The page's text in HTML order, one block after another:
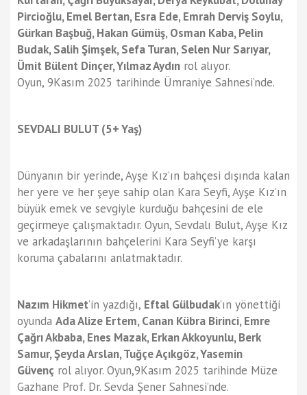
Pircioğlu, Emel Bertan, Esra Ede, Emrah Derviş Soylu,
Gürkan Başbuğ, Hakan Gümüş, Osman Kaba, Pelin
Budak, Salih Şimşek, Sefa Turan, Selen Nur Sarıyar,
Ümit Bülent Dinçer, Yılmaz Aydın rol alıyor.
Oyun, 9Kasım 2025 tarihinde Ümraniye Sahnesi’nde.
SEVDALI BULUT (5+ Yaş)
Dünyanın bir yerinde, Ayşe Kız’ın bahçesi dışında kalan
her yere ve her şeye sahip olan Kara Seyfi, Ayşe Kız’ın
büyük emek ve sevgiyle kurduğu bahçesini de ele
geçirmeye çalışmaktadır. Oyun, Sevdalı Bulut, Ayşe Kız
ve arkadaşlarının bahçelerini Kara Seyfi’ye karşı
koruma çabalarını anlatmaktadır.
Nazım Hikmet’in yazdığı, Eftal Gülbudak’ın yönettiği
oyunda Ada Alize Ertem, Canan Kübra Birinci, Emre
Çağrı Akbaba, Enes Mazak, Erkan Akkoyunlu, Berk
Samur, Şeyda Arslan, Tuğçe Açıkgöz, Yasemin
Güvenç rol alıyor. Oyun,9Kasım 2025 tarihinde Müze
Gazhane Prof. Dr. Sevda Şener Sahnesi’nde.